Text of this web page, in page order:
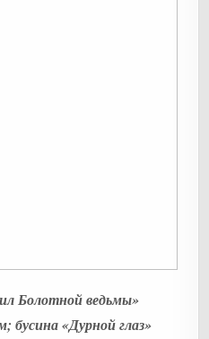
Болотной ведьмы»
бусина «Дурной глаз»